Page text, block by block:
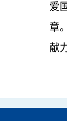
爱
章
献